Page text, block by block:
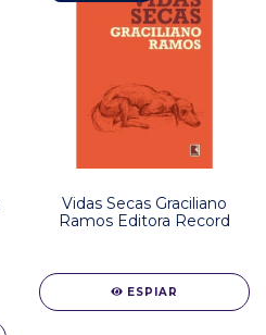
Vidas Secas Graciliano
Ramos Editora Record
ESPIAR